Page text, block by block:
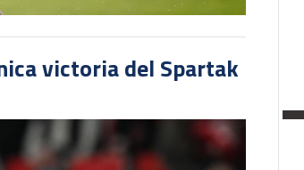
victoria del Spartak